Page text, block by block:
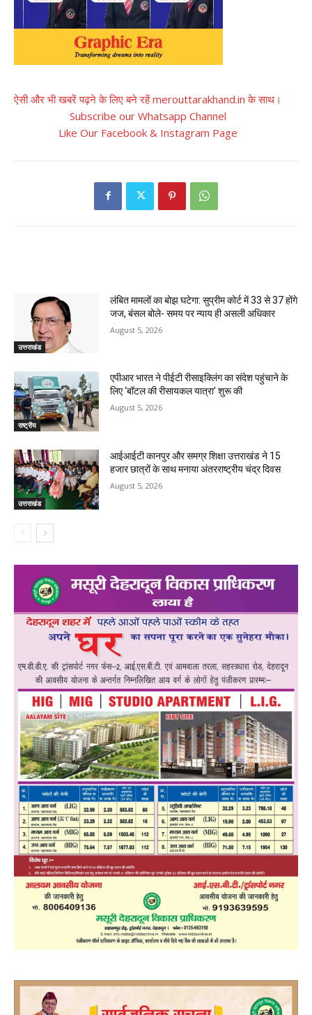
ऐसी और भी खबरें पढ़ने के लिए बने रहें merouttarakhand.in के साथ।
Subscribe our Whatsapp Channel
Like Our Facebook & Instagram Page
उत्तराखंड
लंबित मामलों का बोझ घटेगा: सुप्रीम कोर्ट में 33 से 37 होंगे
जज, बंसल बोले- समय पर न्याय ही असली अधिकार
August 5, 2026
राष्ट्रीय
एपीआर भारत ने पीईटी रीसाइक्लिंग का संदेश पहुंचाने के
लिए ‘बॉटल की रीसायकल यात्रा’ शुरू की
August 5, 2026
उत्तराखंड
आईआईटी कानपुर और समग्र शिक्षा उत्तराखंड ने 15
हजार छात्रों के साथ मनाया अंतरराष्ट्रीय चंद्र दिवस
August 5, 2026